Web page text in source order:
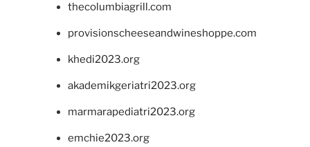
thecolumbiagrill.com
provisionscheeseandwineshoppe.com
khedi2023.org
akademikgeriatri2023.org
marmarapediatri2023.org
emchie2023.org